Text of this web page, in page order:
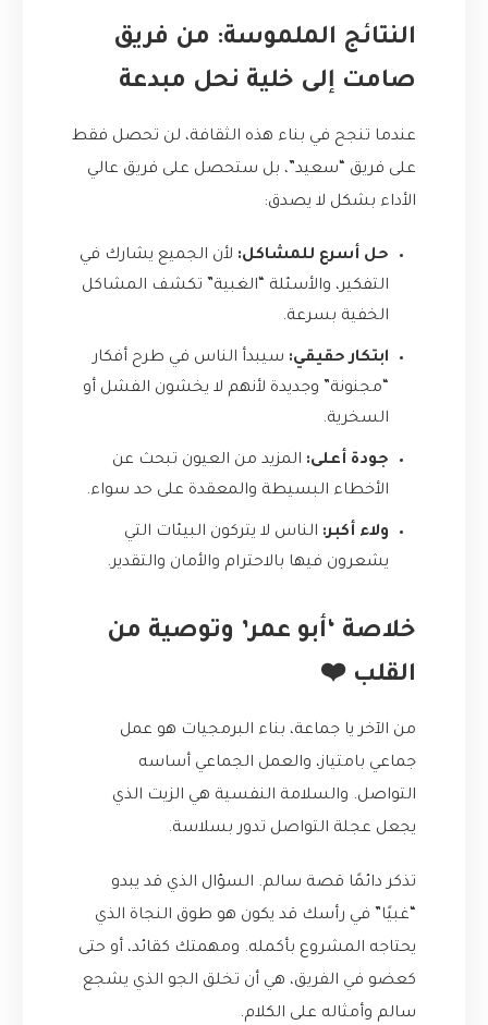
النتائج الملموسة: من فريق
صامت إلى خلية نحل مبدعة
عندما تنجح في بناء هذه الثقافة، لن تحصل فقط
على فريق “سعيد”، بل ستحصل على فريق عالي
الأداء بشكل لا يصدق:
حل أسرع للمشاكل: لأن الجميع يشارك في
التفكير، والأسئلة “الغبية” تكشف المشاكل
الخفية بسرعة.
ابتكار حقيقي: سيبدأ الناس في طرح أفكار
“مجنونة” وجديدة لأنهم لا يخشون الفشل أو
السخرية.
جودة أعلى: المزيد من العيون تبحث عن
الأخطاء البسيطة والمعقدة على حد سواء.
ولاء أكبر: الناس لا يتركون البيئات التي
يشعرون فيها بالاحترام والأمان والتقدير.
خلاصة ‘أبو عمر’ وتوصية من
القلب ❤️
من الآخر يا جماعة، بناء البرمجيات هو عمل
جماعي بامتياز، والعمل الجماعي أساسه
التواصل. والسلامة النفسية هي الزيت الذي
يجعل عجلة التواصل تدور بسلاسة.
تذكر دائمًا قصة سالم. السؤال الذي قد يبدو
“غبيًا” في رأسك قد يكون هو طوق النجاة الذي
يحتاجه المشروع بأكمله. ومهمتك كقائد، أو حتى
كعضو في الفريق، هي أن تخلق الجو الذي يشجع
سالم وأمثاله على الكلام.